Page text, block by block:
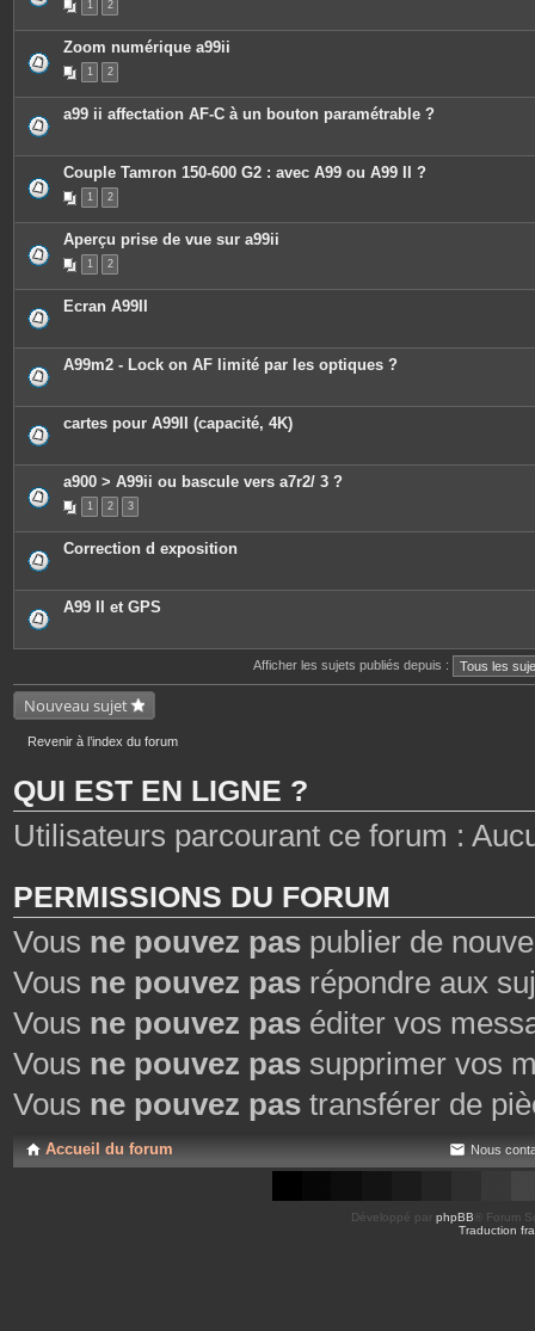
1 2
Zoom numérique a99ii
1 2
a99 ii affectation AF-C à un bouton paramétrable ?
Couple Tamron 150-600 G2 : avec A99 ou A99 II ?
1 2
Aperçu prise de vue sur a99ii
1 2
Ecran A99II
A99m2 - Lock on AF limité par les optiques ?
cartes pour A99II (capacité, 4K)
a900 > A99ii ou bascule vers a7r2/ 3 ?
1 2 3
Correction d exposition
A99 II et GPS
Afficher les sujets publiés depuis :
Nouveau sujet
Revenir à l’index du forum
QUI EST EN LIGNE ?
Utilisateurs parcourant ce forum :
PERMISSIONS DU FORUM
Vous ne pouvez pas publier de
Vous ne pouvez pas répondre aux
Vous ne pouvez pas éditer vos
Vous ne pouvez pas supprimer vos
Vous ne pouvez pas transférer de
Accueil du forum Nous
Développé par phpBB ® Forum
Traduction